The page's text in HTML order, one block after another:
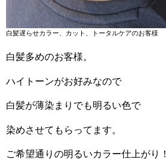
白髪遅らせカラー、カット、トータルケアのお客様
白髪多めのお客様。
ハイトーンがお好みなので
白髪が薄染まりでも明るい色で
染めさせてもらってます。
ご希望通りの明るいカラー仕上がり！